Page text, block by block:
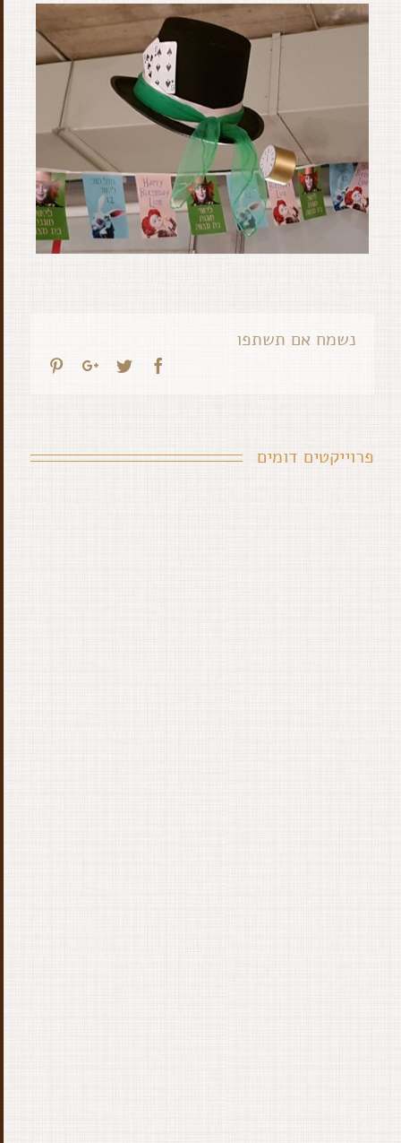
נשמח אם תשתפו
Facebook
Twitter
Google+
פרוייקטים דומים